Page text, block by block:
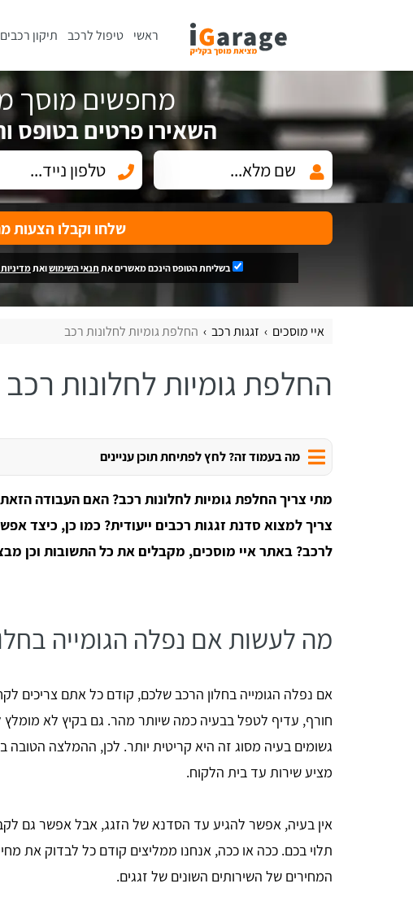
ראשי טיפול לרכב תיקון רכבים
מחפשים מוסך
השאירו פרטים בטופס
שלחו וקבלו הצעות
בשליחת הטופס הינכם מאשרים את תנאי השימושואת
איי מוסכים זגגות רכב החלפת גומיות לחלונות רכב
החלפת גומיות לחלונות רכב
מה בעמוד זה? לחץ לפתיחת תוכן עניינים
מתי צריך החלפת גומיות לחלונות רכב? האם העבודה
צריך למצוא סדנת זגגות רכבים ייעודית? כמו כן, כיצד
לרכב? באתר איי מוסכים, מקבלים את כל התשובות וכן
מה לעשות אם נפלה הגומייה
אם נפלה הגומייה בחלון הרכב שלכם, קודם כל אתם צריכים
חורף, עדיף לטפל בבעיה כמה שיותר מהר. גם בקיץ לא
גשומים בעיה מסוג זה היא קריטית יותר. לכן, ההמלצה הטובה
מציע שירות עד בית הלקוח.
אין בעיה, אפשר להגיע עד הסדנא של הזגג, אבל אפשר גם
תלוי בכם. ככה או ככה, אנחנו ממליצים קודם כל לבדוק את
המחירים של השירותים השונים של זגגים.